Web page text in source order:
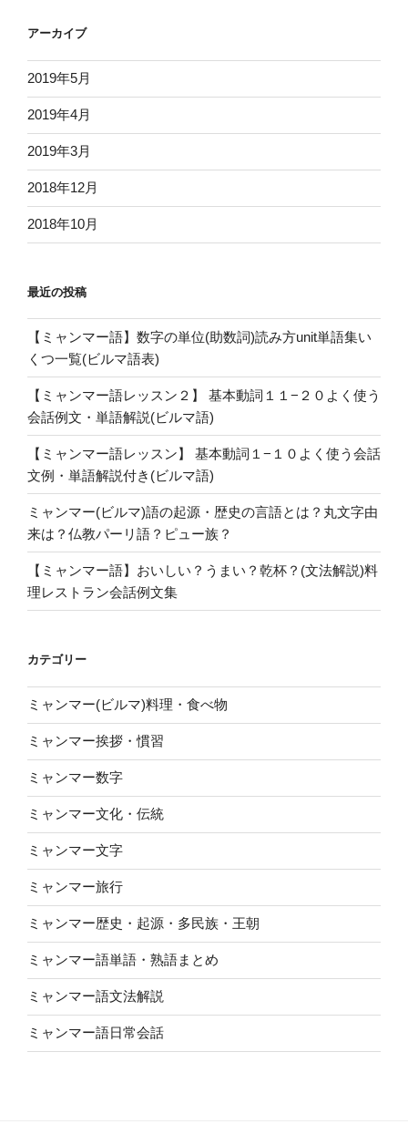
アーカイブ
2019年5月
2019年4月
2019年3月
2018年12月
2018年10月
最近の投稿
【ミャンマー語】数字の単位(助数詞)読み方unit単語集い
くつ一覧(ビルマ語表)
【ミャンマー語レッスン２】 基本動詞１１−２０よく使う
会話例文・単語解説(ビルマ語)
【ミャンマー語レッスン】 基本動詞１−１０よく使う会話
文例・単語解説付き(ビルマ語)
ミャンマー(ビルマ)語の起源・歴史の言語とは？丸文字由
来は？仏教パーリ語？ピュー族？
【ミャンマー語】おいしい？うまい？乾杯？(文法解説)料
理レストラン会話例文集
カテゴリー
ミャンマー(ビルマ)料理・食べ物
ミャンマー挨拶・慣習
ミャンマー数字
ミャンマー文化・伝統
ミャンマー文字
ミャンマー旅行
ミャンマー歴史・起源・多民族・王朝
ミャンマー語単語・熟語まとめ
ミャンマー語文法解説
ミャンマー語日常会話